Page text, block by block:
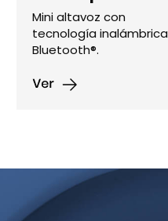
Mini altavoz con
tecnología inalámbrica
Bluetooth®.